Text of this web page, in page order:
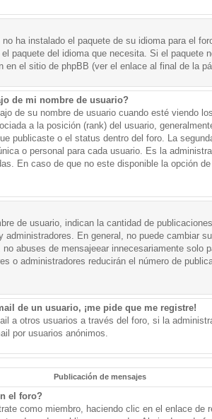
ha instalado el paquete de su idioma para el
paquete del idioma que necesita. Si el paquete
el sitio de phpBB (ver el enlace al final de la
de mi nombre de usuario?
de su nombre de usuario cuando esté viendo
a la posición (rank) del usuario,
publicaste o el status dentro del foro. La
o personal para cada usuario. Es la
En caso de que no este disponible la opción
de usuario, indican la cantidad de
En general, no puede cambiar
abuses de mensajeear innecesariamente solo
o administradores reducirán el número de
de un usuario, ¡me pide que me registre!
a otros usuarios a través del foro, si la
por usuarios anónimos.
Publicación de mensajes
el foro?
como miembro, haciendo clic en el enlace de